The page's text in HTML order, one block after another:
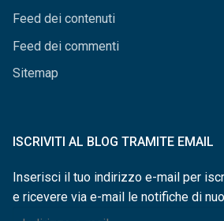
Feed dei contenuti
Feed dei commenti
Sitemap
ISCRIVITI AL BLOG TRAMITE EMAIL
Inserisci il tuo indirizzo e-mail per
e ricevere via e-mail le notifiche di
Indirizzo